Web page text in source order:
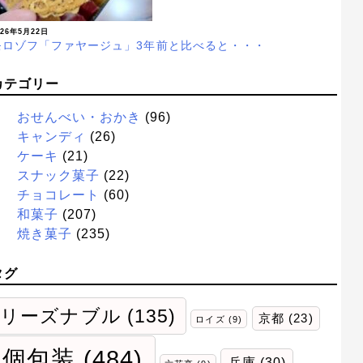
年5月22日
ゾフ「ファヤージュ」3年前と比べると・・・
テゴリー
おせんべい・おかき (96)
キャンディ (26)
ケーキ (21)
スナック菓子 (22)
チョコレート
(60)
和菓子 (207)
焼き菓子 (235)
グ
リーズナブル (135) ロイズ (9) 京都 (23)